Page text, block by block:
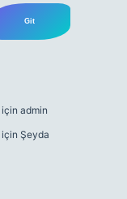
için admin
için Şeyda